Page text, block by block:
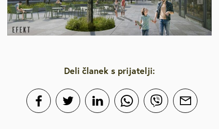
Deli članek s prijatelji: